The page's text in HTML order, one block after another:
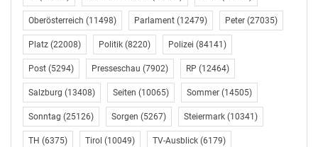
die Lust an einer Reform verloren zu haben. Wenn die
Tiroler lieber
im Stau stehen, sollen sie das halt tun, scheint der
Tenor dort zu
lauten. Im Wortsinn auf der Strecke bleiben die
zahllosen Pendler und
Berufskraftfahrer.
Selbstverständlich gibt es auf lange Sicht ökologisch
verträglichere
Oberösterreich (11498) Parlament (12479) Peter (27035)
Platz (22008) Politik (8220) Polizei (84141)
Post (5294) Presseschau (7902) RP (12464)
Salzburg (13408) Seiten (10065) Sommer (14505)
Sonntag (25126) Sorgen (5267) Steiermark (10341)
TH (6375) Tirol (10049) TV-Ausblick (6179)